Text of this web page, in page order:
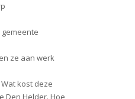
gemeente
ze aan werk
kost deze